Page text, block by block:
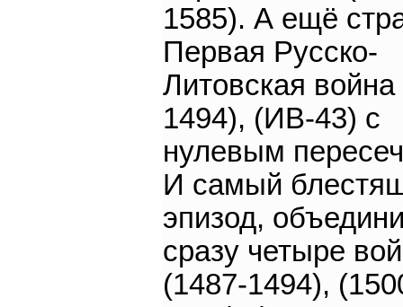
1585). А ещё
Первая Русско-
Литовская
1494), (ИВ-43) с
нулевым
И самый
эпизод,
сразу четыре
(1487-1494),